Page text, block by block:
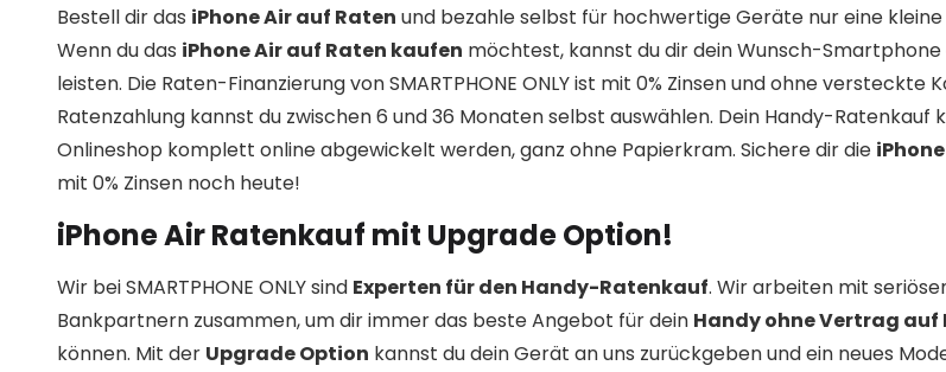
Bestell dir das iPhone Air auf Raten und bezahle selbst für hochwertige Geräte nur eine
Wenn du das iPhone Air auf Raten kaufen möchtest, kannst du dir dein Wunsch-Smartphone
leisten. Die Raten-Finanzierung von SMARTPHONE ONLY ist mit 0% Zinsen und ohne versteckte
Ratenzahlung kannst du zwischen 6 und 36 Monaten selbst auswählen. Dein Handy-Ratenkauf
Onlineshop komplett online abgewickelt werden, ganz ohne Papierkram. Sichere dir die
mit 0% Zinsen noch heute!
iPhone Air Ratenkauf mit Upgrade Option!
Wir bei SMARTPHONE ONLY sind Experten für den Handy-Ratenkauf. Wir arbeiten mit
Bankpartnern zusammen, um dir immer das beste Angebot für dein Handy ohne Vertrag auf
können. Mit der Upgrade Option kannst du dein Gerät an uns zurückgeben und ein neues